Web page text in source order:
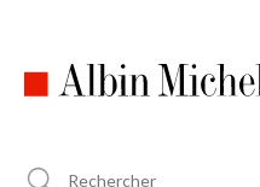
principal